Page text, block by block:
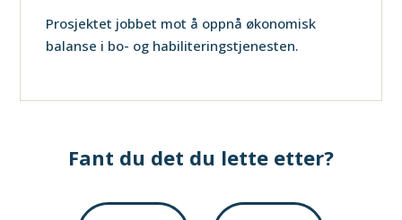
Prosjektet jobbet mot å oppnå økonomisk
balanse i bo- og habiliteringstjenesten.
Fant du det du lette etter?